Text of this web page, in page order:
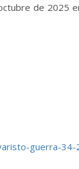
de 2025
guerra-34-